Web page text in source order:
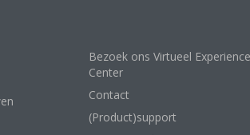
Bezoek ons Virtueel Experience
Center
Contact
(Product)support